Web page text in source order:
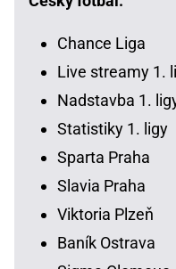
Chance Liga
Live streamy 1.
Nadstavba 1.
Statistiky 1. ligy
Sparta Praha
Slavia Praha
Viktoria Plzeň
Baník Ostrava